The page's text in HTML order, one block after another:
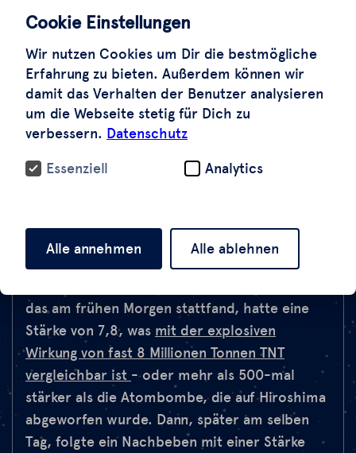
Die Erdbebenzone in der Türkei umfasst etwa
110.000 Quadratkilometer,eine Fläche, die
fast dreimal so groß ist wie die Schweiz.
Selbst für ein so starkes Erdbeben ist dies ein
sehr großes Gebiet.
auf die zerstörerische Kraft der beiden
größten Erdbeben, die am 6. Februar 2023
das am frühen Morgen stattfand, hatte eine
Stärke von 7,8, was mit der explosiven
Wirkung von fast 8 Millionen Tonnen TNT
vergleichbar ist - oder mehr als 500-mal
stärker als die Atombombe, die auf Hiroshima
abgeworfen wurde. Dann, später am selben
Tag, folgte ein Nachbeben mit einer Stärke
Cookie Einstellungen
Wir nutzen Cookies um Dir die bestmögliche
Erfahrung zu bieten. Außerdem können wir
damit das Verhalten der Benutzer analysieren
um die Webseite stetig für Dich zu
verbessern. Datenschutz
Essenziell
Analytics
Alle annehmen Alle ablehnen